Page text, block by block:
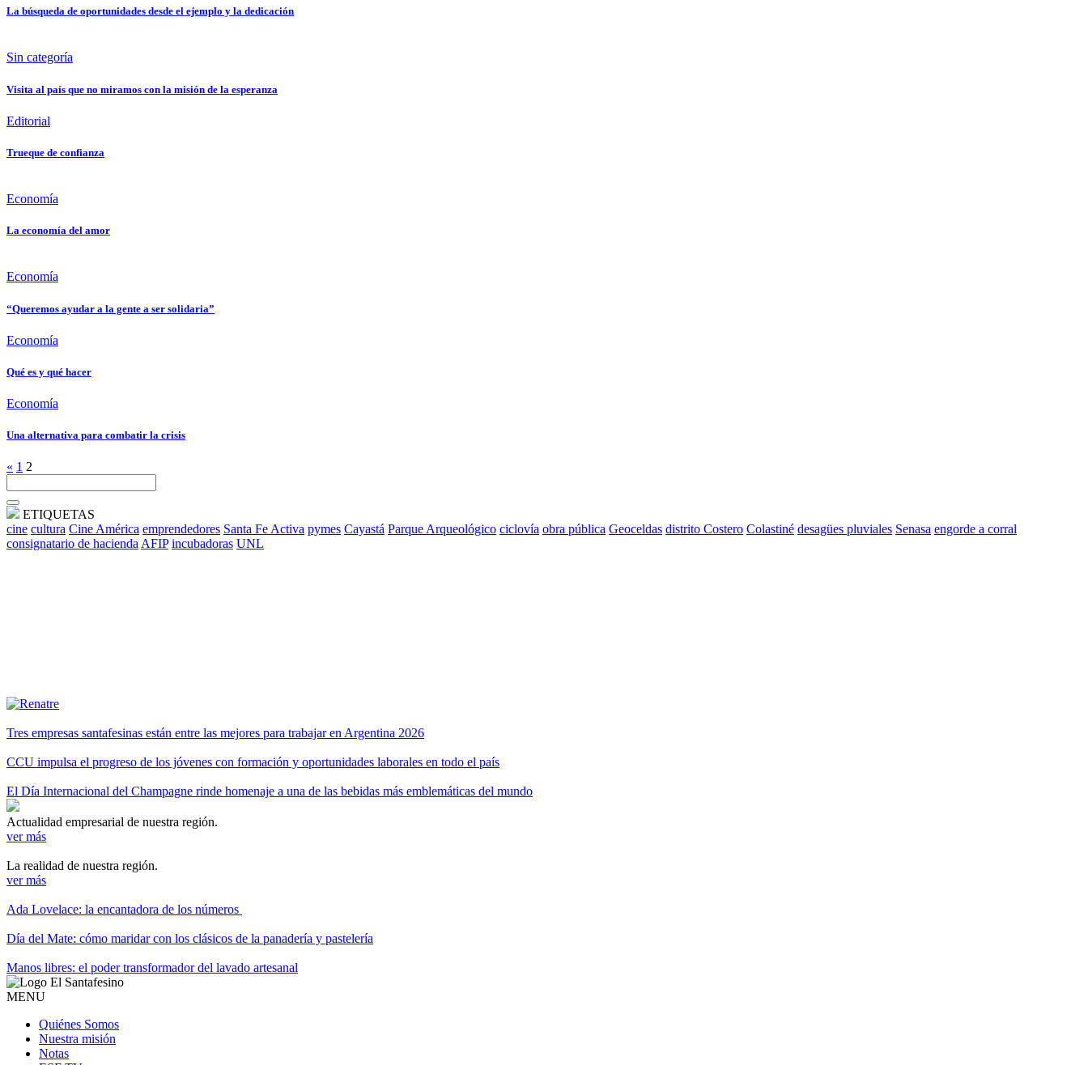
La búsqueda de oportunidades desde el ejemplo y la dedicación
Sin categoría
Visita al país que no miramos con la misión de la esperanza
Editorial
Trueque de confianza
Economía
La economía del amor
Economía
“Queremos ayudar a la gente a ser solidaria”
Economía
Qué es y qué hacer
Economía
Una alternativa para combatir la crisis
« 1 2
ETIQUETAS
cine cultura Cine América emprendedores Santa Fe Activa pymes Cayastá Parque Arqueológico ciclovía obra pública Geoceldas distrito Costero Colastiné desagües pluviales Senasa engorde a corral
consignatario de haciendaAFIP incubadoras UNL
Tres empresas santafesinas están entre las mejores para trabajar en Argentina 2026
CCU impulsa el progreso de los jóvenes con formación y oportunidades laborales en todo el país
El Día Internacional del Champagne rinde homenaje a una de las bebidas más emblemáticas del mundo
Actualidad empresarial de nuestra región.
ver más
La realidad de nuestra región.
ver más
Ada Lovelace: la encantadora de los números
Día del Mate: cómo maridar con los clásicos de la panadería y pastelería
Manos libres: el poder transformador del lavado artesanal
MENU
Quiénes Somos
Nuestra misión
Notas